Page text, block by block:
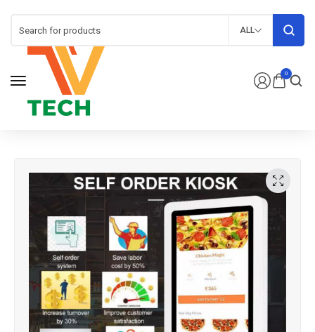
0
ALL